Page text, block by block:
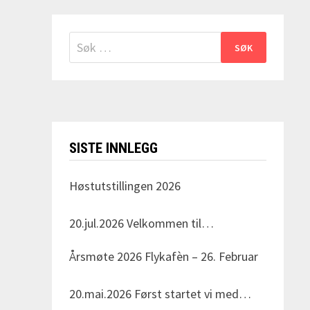
Søk
etter:
SISTE INNLEGG
Høstutstillingen 2026
20.jul.2026Velkommen til
den Søndag 23.august! Arrangeret av
dagen er Nils Erik Haagenrud
Årsmøte 2026 Flykafèn – 26. Februar
20.mai.2026 Først startet vi med